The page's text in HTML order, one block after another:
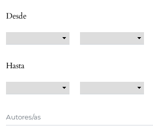
Desde
Hasta